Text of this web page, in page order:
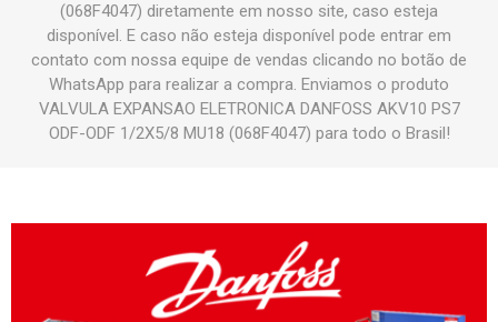
(068F4047) diretamente em nosso site, caso esteja
disponível. E caso não esteja disponível pode entrar em
contato com nossa equipe de vendas clicando no botão de
WhatsApp para realizar a compra. Enviamos o produto
VALVULA EXPANSAO ELETRONICA DANFOSS AKV10 PS7
ODF-ODF 1/2X5/8 MU18 (068F4047) para todo o Brasil!